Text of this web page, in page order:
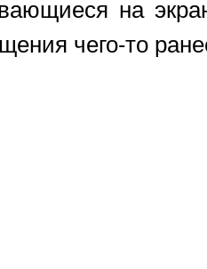
на
чего-то